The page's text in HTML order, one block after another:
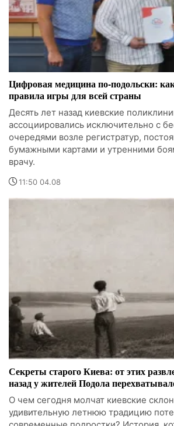
Цифровая медицина по-подольски:
правила игры для всей страны
Десять лет назад киевские
ассоциировались исключительно с
очередями возле регистратур,
бумажными картами и утренними
врачу.
11:50 04.08
Секреты старого Киева: от этих
назад у жителей Подола
О чем сегодня молчат киевские
удивительную летнюю традицию